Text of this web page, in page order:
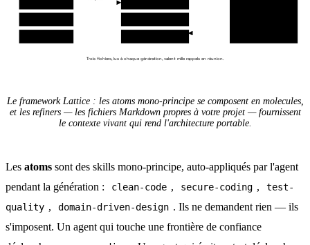
Trois fichiers, lus à chaque génération, valent mille rappels en réunion.
Le framework Lattice : les atoms mono-principe se composent en molecules,
et les refiners — les fichiers Markdown propres à votre projet — fournissent
le contexte vivant qui rend l'architecture portable.
Les atoms sont des skills mono-principe, auto-appliqués par l'agent
pendant la génération :
clean-code , secure-coding ,
test-
quality , domain-driven-design . Ils ne demandent rien — ils
s'imposent. Un agent qui touche une frontière de confiance